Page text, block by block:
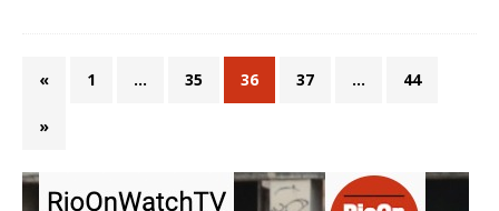
« 1 … 35 36 37 … 44
»